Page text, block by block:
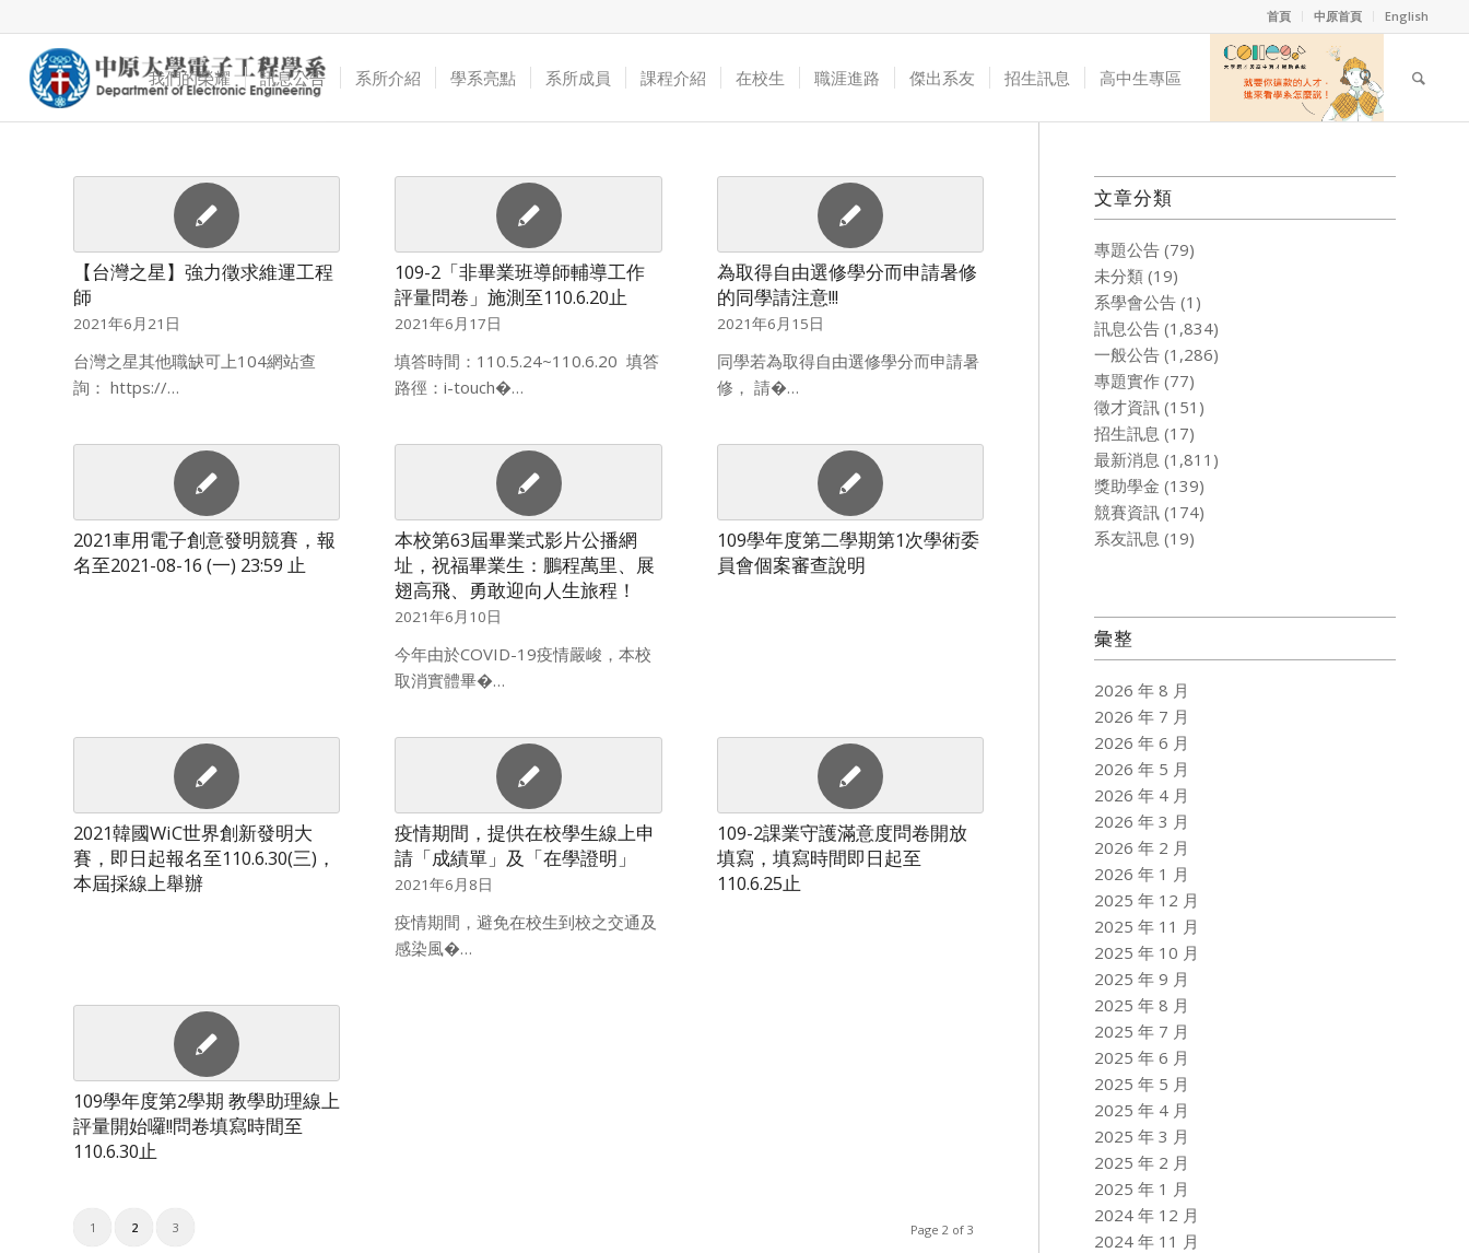
首頁 中原首頁 English
我們的榮耀 訊息公告 系所介紹 學系亮點 系所成員 課程介紹 在校生 職涯進路 傑出系友 招生訊息 高中生專區
【台灣之星】強力徵求維運工程
師
2021年6月21日
台灣之星其他職缺可上104網站查
詢： https://…
109-2「非畢業班導師輔導工作
評量問卷」施測至110.6.20止
2021年6月17日
填答時間：110.5.24~110.6.20 填答
路徑：i-touch�…
為取得自由選修學分而申請暑修
的同學請注意!!!
2021年6月15日
同學若為取得自由選修學分而申請暑
修， 請�…
2021車用電子創意發明競賽，報
名至2021-08-16 (一) 23:59 止
本校第63屆畢業式影片公播網
址，祝福畢業生：鵬程萬里、展
翅高飛、勇敢迎向人生旅程！
2021年6月10日
今年由於COVID-19疫情嚴峻，本校
取消實體畢�…
109學年度第二學期第1次學術委
員會個案審查說明
2021韓國WiC世界創新發明大
賽，即日起報名至110.6.30(三)，
本屆採線上舉辦
疫情期間，提供在校學生線上申
請「成績單」及「在學證明」
2021年6月8日
疫情期間，避免在校生到校之交通及
感染風�…
109-2課業守護滿意度問卷開放
填寫，填寫時間即日起至
110.6.25止
109學年度第2學期 教學助理線上
評量開始囉!!問卷填寫時間至
110.6.30止
Page 2 of 3
1 2 3
文章分類
專題公告 (79)
未分類 (19)
系學會公告 (1)
訊息公告 (1,834)
一般公告 (1,286)
專題實作 (77)
徵才資訊 (151)
招生訊息 (17)
最新消息 (1,811)
獎助學金 (139)
競賽資訊 (174)
系友訊息 (19)
彙整
2026 年 8 月
2026 年 7 月
2026 年 6 月
2026 年 5 月
2026 年 4 月
2026 年 3 月
2026 年 2 月
2026 年 1 月
2025 年 12 月
2025 年 11 月
2025 年 10 月
2025 年 9 月
2025 年 8 月
2025 年 7 月
2025 年 6 月
2025 年 5 月
2025 年 4 月
2025 年 3 月
2025 年 2 月
2025 年 1 月
2024 年 12 月
2024 年 11 月